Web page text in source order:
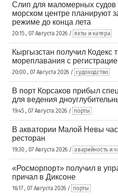
Слип для маломерных судов
морском центре планируют
режиме до конца лета
20:15 , 07 Августа 2026 / яхты и катера
Кыргызстан получил Кодекс
мореплавания с
20:00 , 07 Августа 2026 / судоходство
В порт Корсаков прибыл
для ведения
19:45 , 07 Августа 2026 / порты
В акватории Малой Невы
ресторан
19:30 , 07 Августа 2026 / аварийность и
«Росморпорт» получил в
причал в Диксоне
16:17 , 07 Августа 2026 / порты